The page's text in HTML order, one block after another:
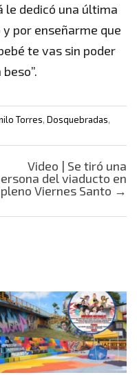
le dedicó una última
por enseñarme que
te vas sin poder
Torres, Dosquebradas,
Video | Se tiró una
del viaducto en
pleno Viernes Santo →